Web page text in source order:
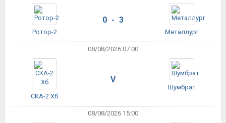
Ротор-2
0 - 3
Металлург
08/08/2026 07:00
СКА-2 Хб
V
Шумбрат
08/08/2026 15:00